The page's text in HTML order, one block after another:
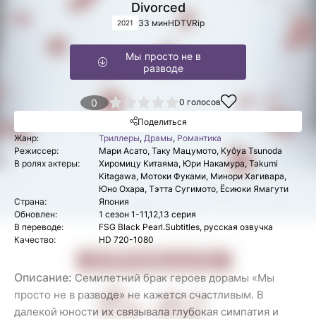
Divorced
2021 33 минHDTVRip
Мы просто не в
разводе
0
4 5 0 голосов
Поделиться
Жанр:
Триллеры, Драмы, Романтика
Режиссер:
Мари Асато, Таку Мацумото, Kyôya Tsunoda
В ролях актеры:
Хиромицу Китаяма, Юри Накамура, Takumi
Kitagawa, Мотоки Фуками, Минори Хагивара,
Юно Охара, Тэтта Сугимото, Ёсиюки Ямагути
Страна:
Япония
Обновлен:
1 сезон 1-11,12,13 серия
В переводе:
FSG Black Pearl.Subtitles, русская озвучка
Качество:
HD 720-1080
Описание: Семилетний брак героев дорамы «Мы
просто не в разводе» не кажется счастливым. В
далекой юности их связывала глубокая симпатия и